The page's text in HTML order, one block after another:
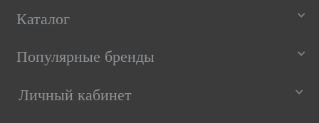
Каталог
Популярные бренды
Личный кабинет